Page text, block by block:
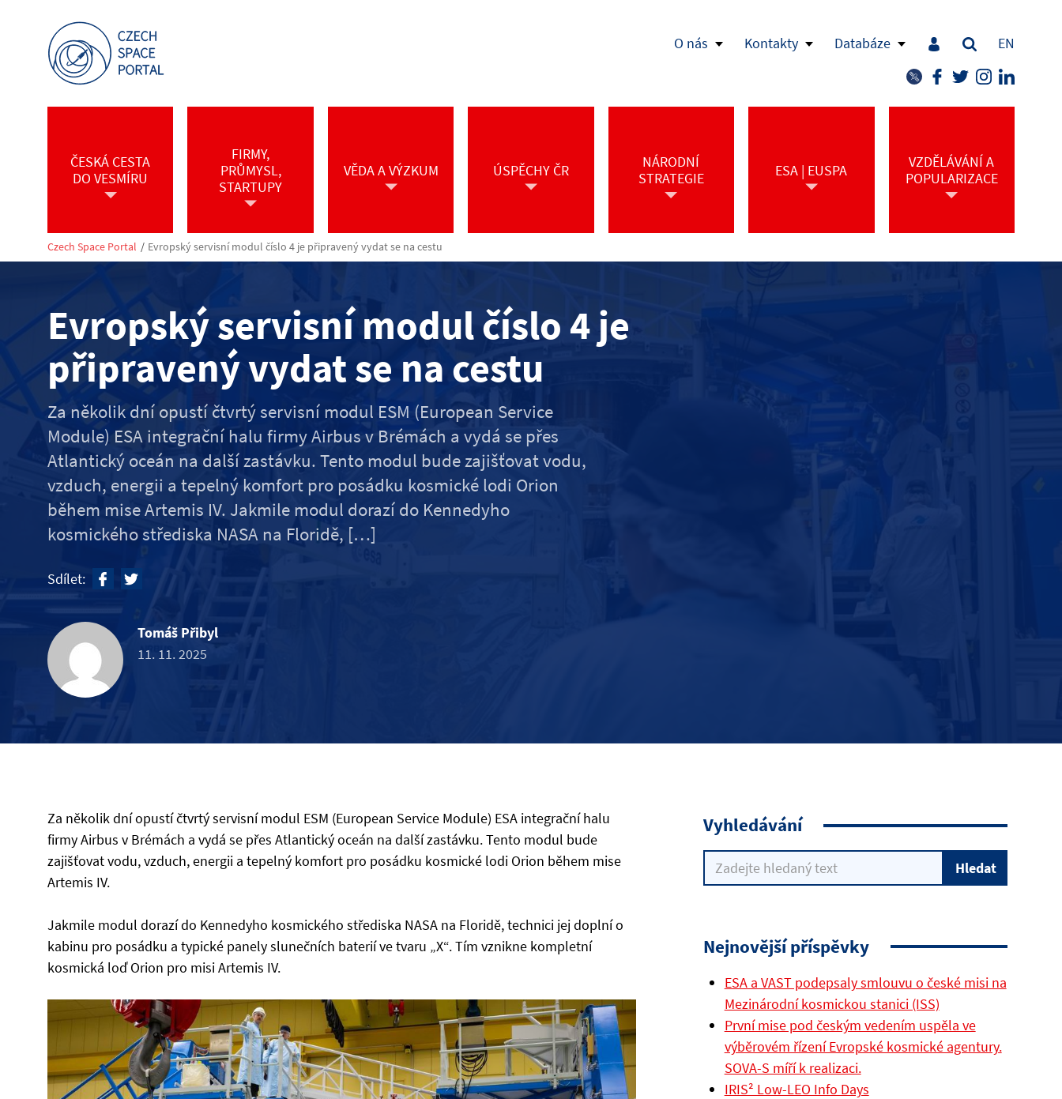
O nás Kontakty Databáze EN
ČESKÁ CESTA
DO VESMÍRU
FIRMY,
PRŮMYSL,
STARTUPY
VĚDA A VÝZKUM ÚSPĚCHY ČR
NÁRODNÍ
STRATEGIE
ESA | EUSPA
VZDĚLÁVÁNÍ A
POPULARIZACE
Czech Space Portal / Evropský servisní modul číslo 4 je připravený vydat se na cestu
Evropský servisní modul číslo 4 je
připravený vydat se na cestu
Za několik dní opustí čtvrtý servisní modul ESM (European Service
Module) ESA integrační halu firmy Airbus v Brémách a vydá se přes
Atlantický oceán na další zastávku. Tento modul bude zajišťovat vodu,
vzduch, energii a tepelný komfort pro posádku kosmické lodi Orion
během mise Artemis IV. Jakmile modul dorazí do Kennedyho
kosmického střediska NASA na Floridě, […]
Sdílet:
Tomáš Přibyl
11. 11. 2025
Za několik dní opustí čtvrtý servisní modul ESM (European Service Module) ESA integrační halu
firmy Airbus v Brémách a vydá se přes Atlantický oceán na další zastávku. Tento modul bude
zajišťovat vodu, vzduch, energii a tepelný komfort pro posádku kosmické lodi Orion během mise
Artemis IV.
Jakmile modul dorazí do Kennedyho kosmického střediska NASA na Floridě, technici jej doplní o
kabinu pro posádku a typické panely slunečních baterií ve tvaru „X“. Tím vznikne kompletní
kosmická loď Orion pro misi Artemis IV.
Vyhledávání
Nejnovější příspěvky
ESA a VAST podepsaly smlouvu o české misi na
Mezinárodní kosmickou stanici (ISS)
První mise pod českým vedením uspěla ve
výběrovém řízení Evropské kosmické agentury.
SOVA-S míří k realizaci.
IRIS² Low-LEO Info Days